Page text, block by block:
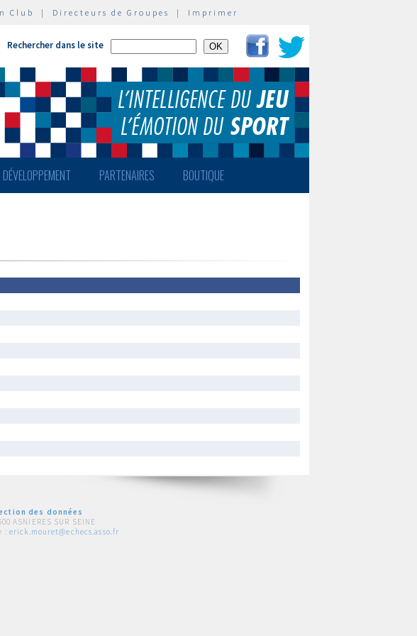
Club | Directeurs de Groupes | Imprimer
Rechercher dans le site
DÉVELOPPEMENT PARTENAIRES BOUTIQUE
des données
ASNIERES SUR SEINE
: erick.mouret@echecs.asso.fr